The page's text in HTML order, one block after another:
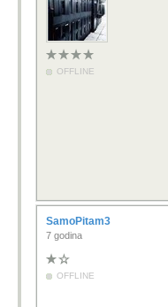
OFFLINE
SamoPitam3
7 godina
OFFLINE